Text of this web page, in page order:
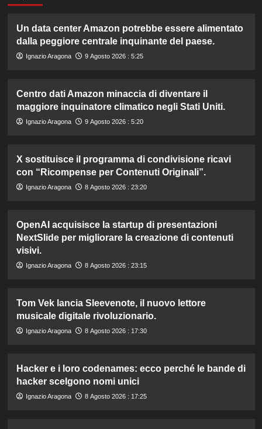
Un data center Amazon potrebbe essere alimentato
dalla peggiore centrale inquinante del paese.
Ignazio Aragona 9 Agosto 2026 : 5:25
Centro dati Amazon minaccia di diventare il
maggiore inquinatore climatico negli Stati Uniti.
Ignazio Aragona 9 Agosto 2026 : 5:20
X sostituisce il programma di condivisione ricavi
con “Ricompense per Contenuti Originali”.
Ignazio Aragona 8 Agosto 2026 : 23:20
OpenAI acquisisce la startup di presentazioni
NextSlide per migliorare la creazione di contenuti
visivi.
Ignazio Aragona 8 Agosto 2026 : 23:15
Tom Vek lancia Sleevenote, il nuovo lettore
musicale digitale rivoluzionario.
Ignazio Aragona 8 Agosto 2026 : 17:30
Hacker e i loro codenames: ecco perché le bande di
hacker scelgono nomi unici
Ignazio Aragona 8 Agosto 2026 : 17:25